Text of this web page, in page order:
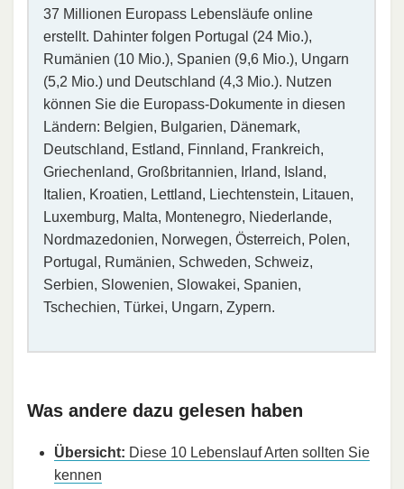
37 Millionen Europass Lebensläufe online
erstellt. Dahinter folgen Portugal (24 Mio.),
Rumänien (10 Mio.), Spanien (9,6 Mio.), Ungarn
(5,2 Mio.) und Deutschland (4,3 Mio.). Nutzen
können Sie die Europass-Dokumente in diesen
Ländern: Belgien, Bulgarien, Dänemark,
Deutschland, Estland, Finnland, Frankreich,
Griechenland, Großbritannien, Irland, Island,
Italien, Kroatien, Lettland, Liechtenstein, Litauen,
Luxemburg, Malta, Montenegro, Niederlande,
Nordmazedonien, Norwegen, Österreich, Polen,
Portugal, Rumänien, Schweden, Schweiz,
Serbien, Slowenien, Slowakei, Spanien,
Tschechien, Türkei, Ungarn, Zypern.
Was andere dazu gelesen haben
Übersicht: Diese 10 Lebenslauf Arten sollten Sie
kennen